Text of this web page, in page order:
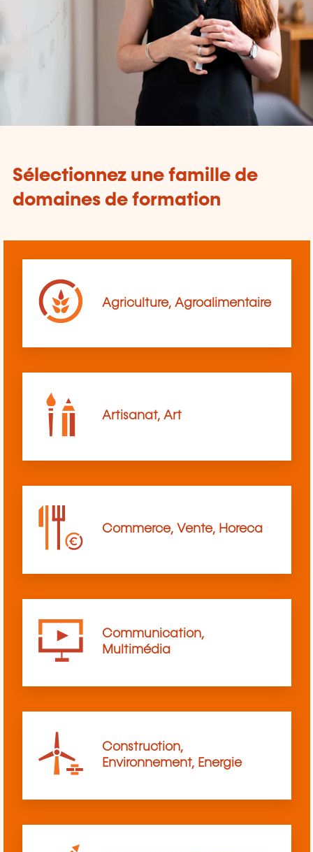
Sélectionnez une famille de
domaines de formation
Agriculture, Agroalimentaire
Artisanat, Art
Commerce, Vente, Horeca
Communication,
Multimédia
Construction,
Environnement, Energie